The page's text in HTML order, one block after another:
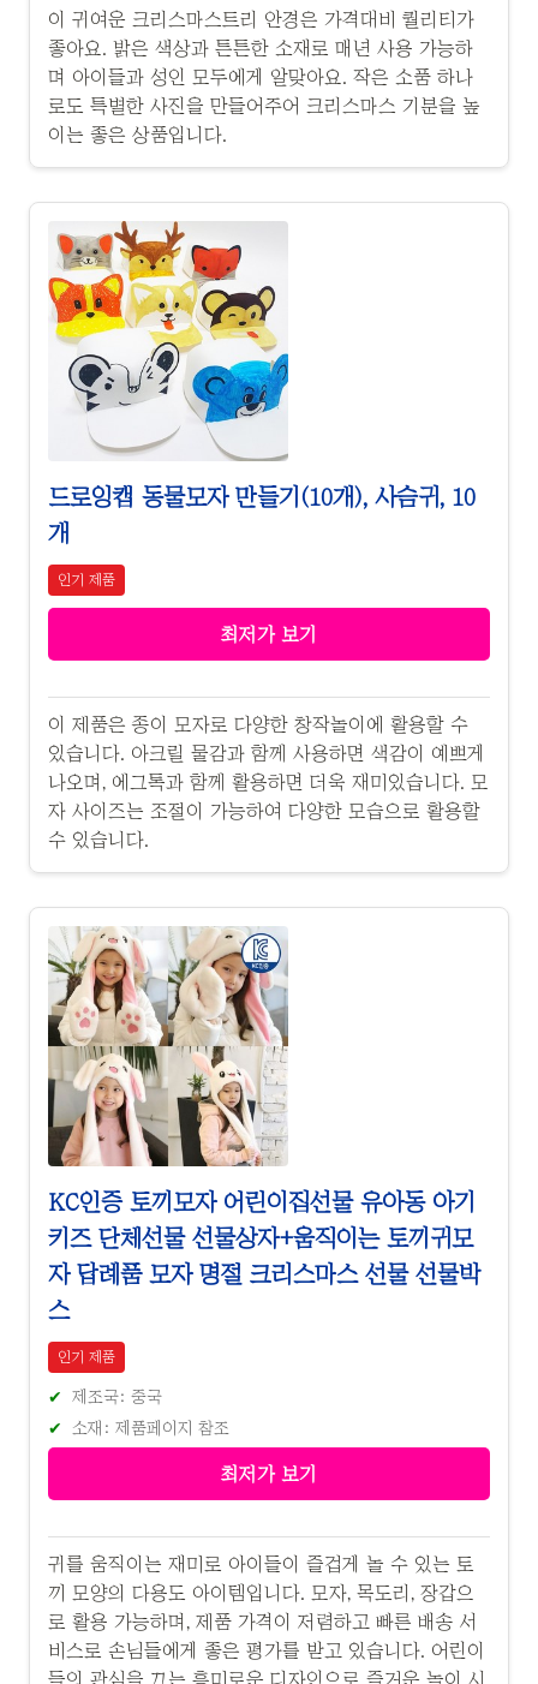
이 귀여운 크리스마스트리 안경은 가격대비 퀄리티가
좋아요. 밝은 색상과 튼튼한 소재로 매년 사용 가능하
며 아이들과 성인 모두에게 알맞아요. 작은 소품 하나
로도 특별한 사진을 만들어주어 크리스마스 기분을 높
이는 좋은 상품입니다.
드로잉캡 동물모자 만들기(10개), 사슴귀, 10
개
인기 제품
최저가 보기
이 제품은 종이 모자로 다양한 창작놀이에 활용할 수
있습니다. 아크릴 물감과 함께 사용하면 색감이 예쁘게
나오며, 에그톡과 함께 활용하면 더욱 재미있습니다. 모
자 사이즈는 조절이 가능하여 다양한 모습으로 활용할
수 있습니다.
KC인증 토끼모자 어린이집선물 유아동 아기
키즈 단체선물 선물상자+움직이는 토끼귀모
자 답례품 모자 명절 크리스마스 선물 선물박
스
인기 제품
제조국: 중국
소재: 제품페이지 참조
최저가 보기
귀를 움직이는 재미로 아이들이 즐겁게 놀 수 있는 토
끼 모양의 다용도 아이템입니다. 모자, 목도리, 장갑으
로 활용 가능하며, 제품 가격이 저렴하고 빠른 배송 서
비스로 손님들에게 좋은 평가를 받고 있습니다. 어린이
들의 관심을 끄는 흥미로운 디자인으로 즐거운 놀이 시